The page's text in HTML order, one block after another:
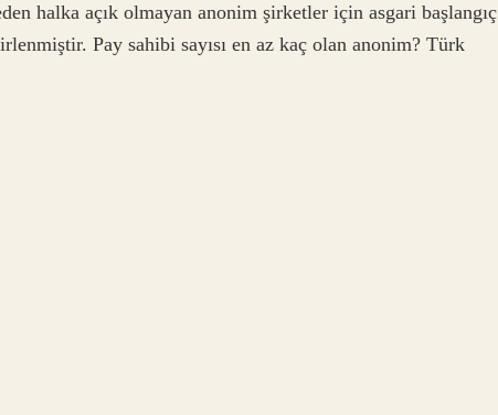
halka açık olmayan anonim şirketler için asgari başlangıç
Pay sahibi sayısı en az kaç olan anonim? Türk